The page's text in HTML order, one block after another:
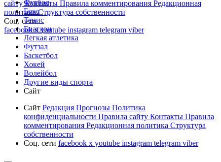
сайтуКонтакты Правила комментирования Редакционная
политикаСтруктура собственности
Соц. сети
facebookxyoutube instagram telegram viber
Футбол
Бокс
Тенис
Биатлон
Легкая атлетика
Футзал
Баскетбол
Хокей
Волейбол
Другие виды спорта
Сайт
Сайт Редакция Прогнозы Политика
конфиденциальности Правила сайту Контакты Правила
комментирования Редакционная политика Структура
собственности
Соц. сети facebook x youtube instagram telegram viber